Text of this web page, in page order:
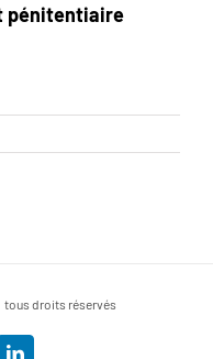
pénitentiaire
droits réservés